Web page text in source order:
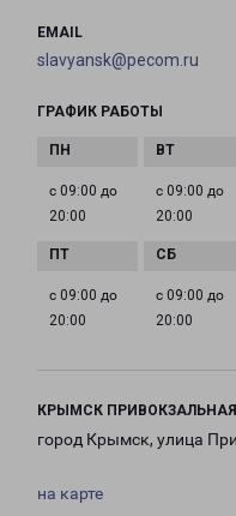
EMAIL
slavyansk@pecom.ru
ГРАФИК РАБОТЫ
с 09:00 до
20:00
с 09:00 до
20:00
с 09:00 до
20:00
с 09:00 до
20:00
КРЫМСК ПРИВОКЗАЛЬНАЯ
город Крымск, улица
на карте